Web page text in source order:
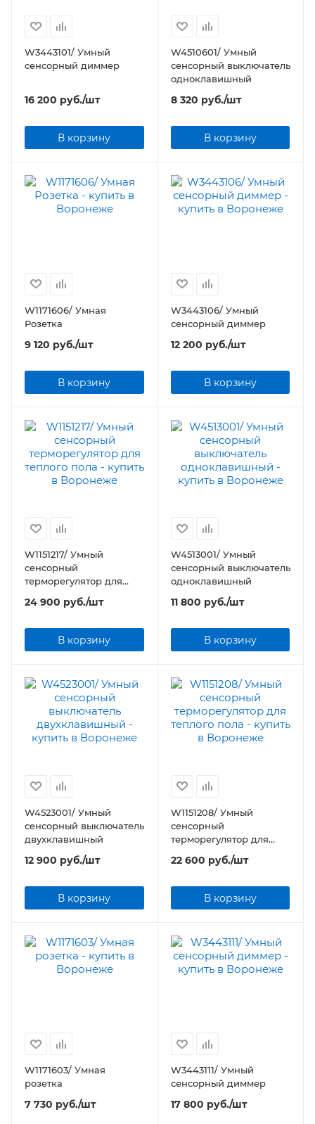
W3443101/ Умный
сенсорный диммер
16 200 руб./шт
В корзину
W4510601/ Умный
сенсорный выключатель
одноклавишный
8 320 руб./шт
В корзину
W1171606/ Умная
Розетка
9 120 руб./шт
В корзину
W3443106/ Умный
сенсорный диммер
12 200 руб./шт
В корзину
W1151217/ Умный
сенсорный
терморегулятор для
24 900 руб./шт
В корзину
W4513001/ Умный
сенсорный выключатель
одноклавишный
11 800 руб./шт
В корзину
W4523001/ Умный
сенсорный выключатель
двухклавишный
12 900 руб./шт
В корзину
W1151208/ Умный
сенсорный
терморегулятор для
теплого пола
22 600 руб./шт
В корзину
W1171603/ Умная
розетка
7 730 руб./шт
W3443111/ Умный
сенсорный диммер
17 800 руб./шт